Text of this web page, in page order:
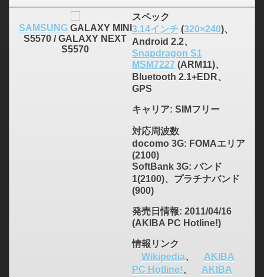
SAMSUNGGALAXY MINI
S5570 / GALAXY NEXT
S5570
スペック
3.14インチ(320×240)、
Android 2.2、
Snapdragon S1
MSM7227 (ARM11)、
Bluetooth 2.1+EDR、
GPS
キャリア: SIMフリー
対応周波数
docomo 3G: FOMAエリア
(2100)
SoftBank 3G: バンド
1(2100)、プラチナバンド
(900)
発売日情報: 2011/04/16
(AKIBA PC Hotline!)
情報リンク
Wikipedia、
AKIBA
PC Hotline!、
AKIBA